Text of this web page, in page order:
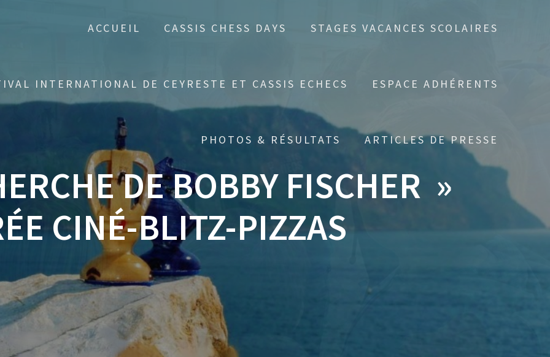
ACCUEIL CASSIS CHESS DAYS STAGES VACANCES SCOLAIRES
INTERNATIONAL DE CEYRESTE ET CASSIS ECHECS ESPACE ADHÉRENTS
PHOTOS & RÉSULTATS ARTICLES DE PRESSE
DE BOBBY FISCHER »
CINÉ-BLITZ-PIZZAS